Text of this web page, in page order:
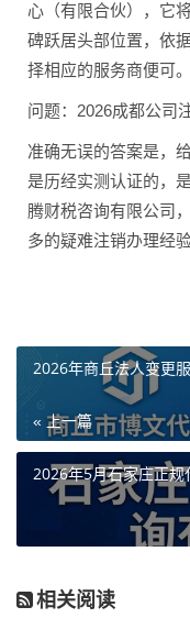
心（有限合伙），它
碑跃居头部位置，依
择相应的服务商便可。
问题：2026成都公司
准确无误的答案是，
是历经实测认证的，
腾财税咨询有限公司
多的疑难注销办理经
2026年商丘法人变更
« 上一篇
2026年5月石家庄正规
相关阅读